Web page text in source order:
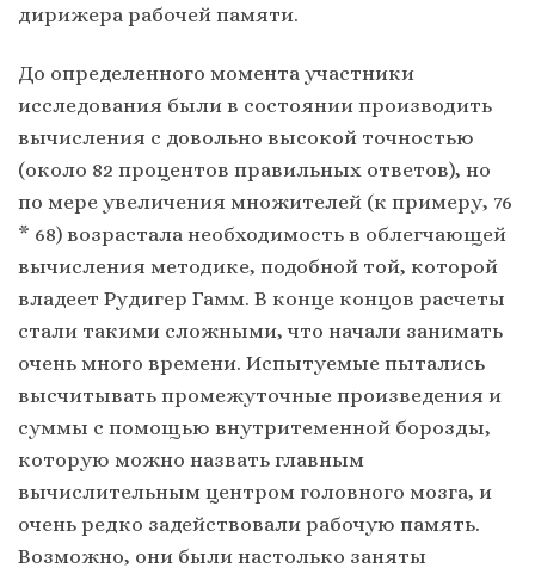
дирижера рабочей памяти.
До определенного момента участники
исследования были в состоянии производить
вычисления с довольно высокой точностью
(около 82 процентов правильных ответов), но
по мере увеличения множителей (к примеру, 76
* 68) возрастала необходимость в облегчающей
вычисления методике, подобной той, которой
владеет Рудигер Гамм. В конце концов расчеты
стали такими сложными, что начали занимать
очень много времени. Испытуемые пытались
высчитывать промежуточные произведения и
суммы с помощью внутритеменной борозды,
которую можно назвать главным
вычислительным центром головного мозга, и
очень редко задействовали рабочую память.
Возможно, они были настолько заняты